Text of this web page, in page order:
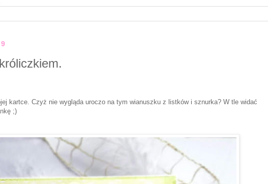
kartce. Czyż nie wygląda uroczo na tym wianuszku z listków i sznurka? W tle widać
;)